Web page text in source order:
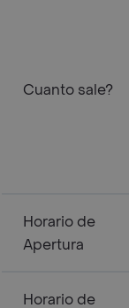
Cuanto sale?
Horario de
Apertura
Horario de